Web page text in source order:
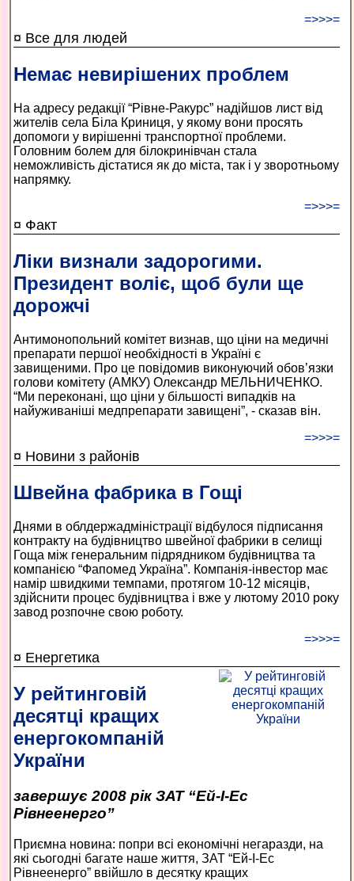
=>>>=
¤ Все для людей
Немає невирішених проблем
На адресу редакції “Рівне-Ракурс” надійшов лист від
жителів села Біла Криниця, у якому вони просять
допомоги у вирішенні транспортної проблеми.
Головним болем для білокринівчан стала
неможливість дістатися як до міста, так і у зворотньому
напрямку.
=>>>=
¤ Факт
Ліки визнали задорогими.
Президент воліє, щоб були ще
дорожчі
Антимонопольний комітет визнав, що ціни на медичні
препарати першої необхідності в Україні є
завищеними. Про це повідомив виконуючий обов’язки
голови комітету (АМКУ) Олександр МЕЛЬНИЧЕНКО.
“Ми переконані, що ціни у більшості випадків на
найуживаніші медпрепарати завищені”, - сказав він.
=>>>=
¤ Новини з районів
Швейна фабрика в Гощі
Днями в облдержадміністрації відбулося підписання
контракту на будівництво швейної фабрики в селищі
Гоща між генеральним підрядником будівництва та
компанією “Фапомед Україна”. Компанія-інвестор має
намір швидкими темпами, протягом 10-12 місяців,
здійснити процес будівництва і вже у лютому 2010 року
завод розпочне свою роботу.
=>>>=
¤ Енергетика
У рейтинговій
десятці кращих
енергокомпаній
України
завершує 2008 рік ЗАТ “Ей-І-Ес
Рівнеенерго”
Приємна новина: попри всі економічні негаразди, на
які сьогодні багате наше життя, ЗАТ “Ей-І-Ес
Рівнеенерго” ввійшло в десятку кращих